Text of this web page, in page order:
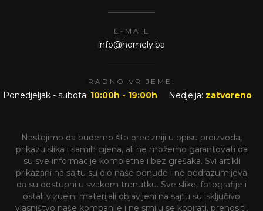
E-MAIL
info@homely.ba
RADNO VRIJEME:
Ponedjeljak - subota: 10:00h - 19:00h Nedjelja: zatvoreno
Nastojimo da budemo što precizniji u opisu proizvoda,
prikazu slika i samih cijena, ali ne možemo garantovati da
su sve informacije kompletne i bez grešaka. Svi artikli
prikazani na sajtu su dio naše ponude i ne podrazumijeva
da su dostupni u svakom trenutku. Sve slike, fotografije i
ostali vizuelni materijali objavljeni na sajtu su isključivo
vlasništvo naše kompanije i ne smiju se kopirati, prenositi,